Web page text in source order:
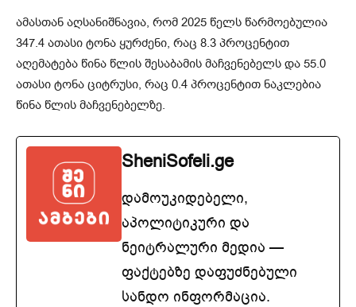
ამასთან აღსანიშნავია, რომ 2025 წელს წარმოებულია
347.4 ათასი ტონა ყურძენი, რაც 8.3 პროცენტით
აღემატება წინა წლის შესაბამის მაჩვენებელს და 55.0
ათასი ტონა ციტრუსი, რაც 0.4 პროცენტით ნაკლებია
წინა წლის მაჩვენებელზე.
SheniSofeli.ge
დამოუკიდებელი,
აპოლიტიკური და
ნეიტრალური მედია —
ფაქტებზე დაფუძნებული
სანდო ინფორმაცია.